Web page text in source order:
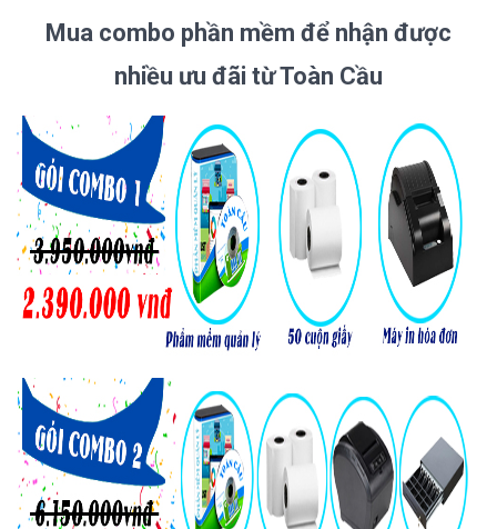
Mua combo phần mềm để nhận được
nhiều ưu đãi từ Toàn Cầu